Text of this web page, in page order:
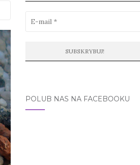
POLUB NAS NA FACEBOOKU